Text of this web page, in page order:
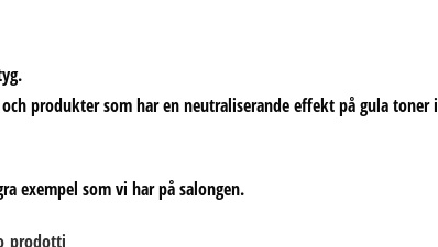
produkter som har en neutraliserande effekt på gula toner i
exempel som vi har på salongen.